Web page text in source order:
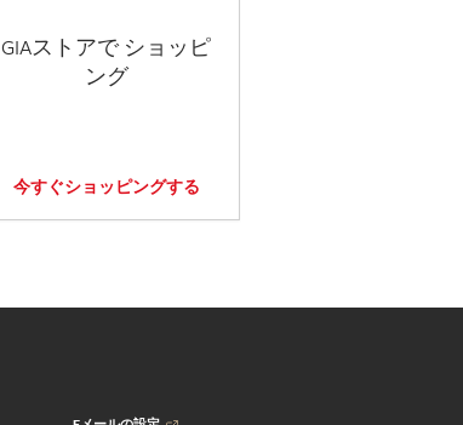
GIAストアで ショッピ
ング
今すぐショッピングする